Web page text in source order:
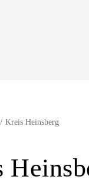
Kreis Heinsberg